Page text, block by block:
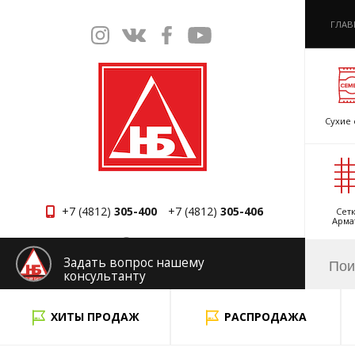
+7 (4812) 305-400 +7 (4812) 305-406
Смоленск
Сухие
Задать вопрос нашему
консультанту
ХИТЫ ПРОДАЖ
РАСПРОДАЖА